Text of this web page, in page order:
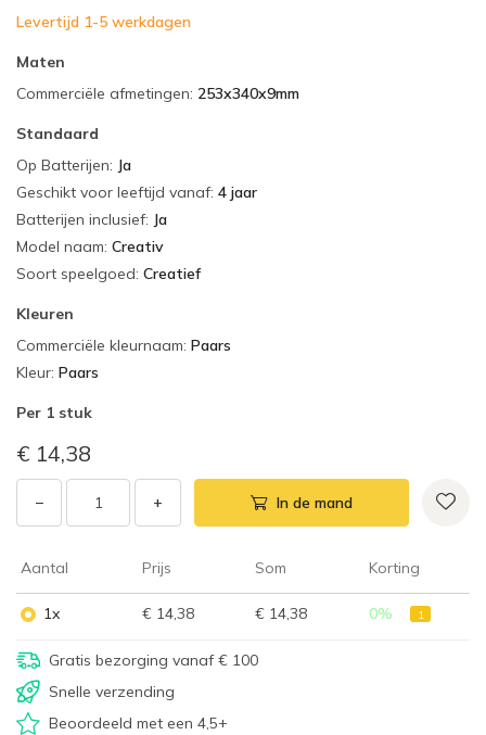
Levertijd 1-5 werkdagen
Maten
Commerciële afmetingen: 253x340x9mm
Standaard
Op Batterijen: Ja
Geschikt voor leeftijd vanaf: 4 jaar
Batterijen inclusief: Ja
Model naam: Creativ
Soort speelgoed: Creatief
Kleuren
Commerciële kleurnaam: Paars
Kleur: Paars
Per 1 stuk
€ 14,38
− + In de mand
Aantal Prijs Som Korting
1x € 14,38 € 14,38 0% 1
Gratis bezorging vanaf € 100
Snelle verzending
Beoordeeld met een 4,5+